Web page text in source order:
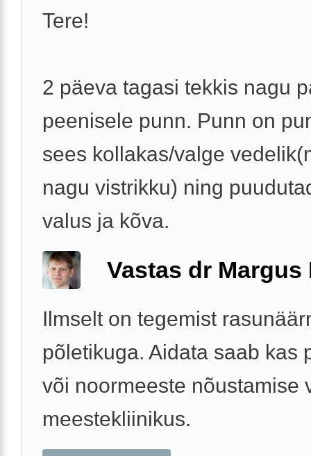
Tere!
2 päeva tagasi tekkis nagu
peenisele punn. Punn on
sees kollakas/valge
nagu vistrikku) ning
valus ja kõva.
Vastas dr Margus
Ilmselt on tegemist
põletikuga. Aidata saab kas
või noormeeste nõustamise
meestekliinikus.